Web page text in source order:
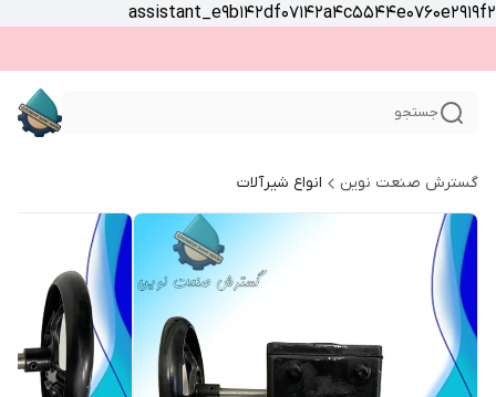
assistant_e9b142df07142a4c5544e0760e2919f2
جستجو
گسترش صنعت نوین انواع شیرآلات